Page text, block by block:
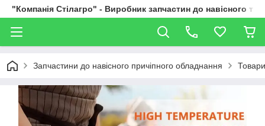
"Компанія Стілагро" - Виробник запчастин до навісного та
Запчастини до навісного причіпного обладнання